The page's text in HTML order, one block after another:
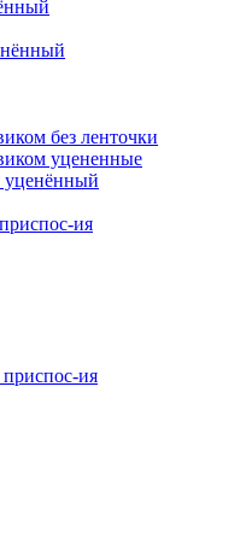
без ленточки
уцененные
уценённый
ия
ия